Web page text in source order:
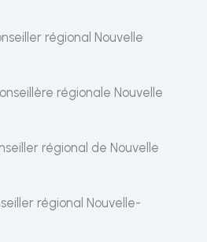
régional Nouvelle
régionale Nouvelle
régional de Nouvelle
régional Nouvelle-